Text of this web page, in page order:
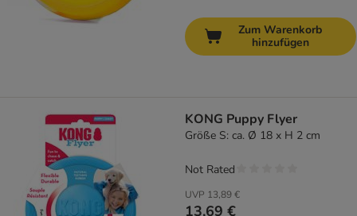
Zum Warenkorb
hinzufügen
KONG Puppy Flyer
Größe S: ca. Ø 18 x H 2 cm
UVP 13,89 €
13,69 €
Not Rated